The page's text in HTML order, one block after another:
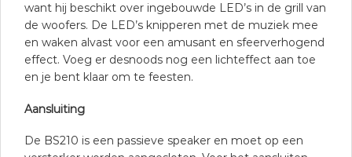
want hij beschikt over ingebouwde LED’s in de grill van
de woofers. De LED’s knipperen met de muziek mee
en waken alvast voor een amusant en sfeerverhogend
effect. Voeg er desnoods nog een lichteffect aan toe
en je bent klaar om te feesten.
Aansluiting
De BS210 is een passieve speaker en moet op een